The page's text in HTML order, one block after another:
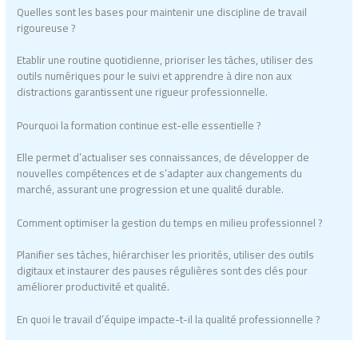
Quelles sont les bases pour maintenir une discipline de travail
rigoureuse ?
Etablir une routine quotidienne, prioriser les tâches, utiliser des
outils numériques pour le suivi et apprendre à dire non aux
distractions garantissent une rigueur professionnelle.
Pourquoi la formation continue est-elle essentielle ?
Elle permet d’actualiser ses connaissances, de développer de
nouvelles compétences et de s’adapter aux changements du
marché, assurant une progression et une qualité durable.
Comment optimiser la gestion du temps en milieu professionnel ?
Planifier ses tâches, hiérarchiser les priorités, utiliser des outils
digitaux et instaurer des pauses régulières sont des clés pour
améliorer productivité et qualité.
En quoi le travail d’équipe impacte-t-il la qualité professionnelle ?